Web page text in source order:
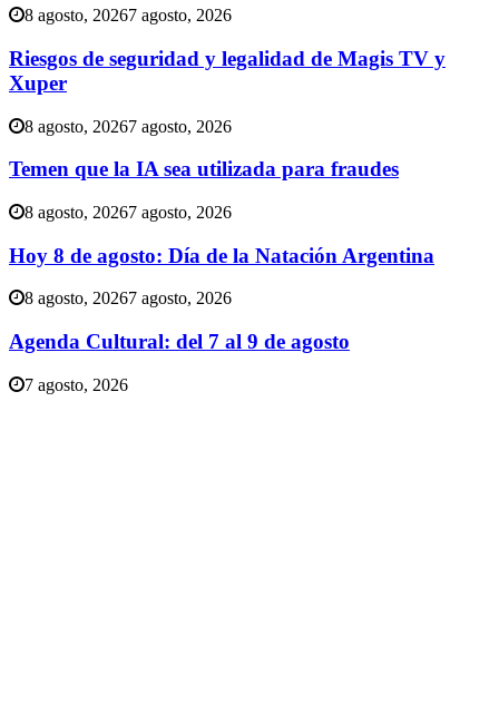
8 agosto, 20267 agosto, 2026
Riesgos de seguridad y legalidad de Magis TV y
Xuper
8 agosto, 20267 agosto, 2026
Temen que la IA sea utilizada para fraudes
8 agosto, 20267 agosto, 2026
Hoy 8 de agosto: Día de la Natación Argentina
8 agosto, 20267 agosto, 2026
Agenda Cultural: del 7 al 9 de agosto
7 agosto, 2026